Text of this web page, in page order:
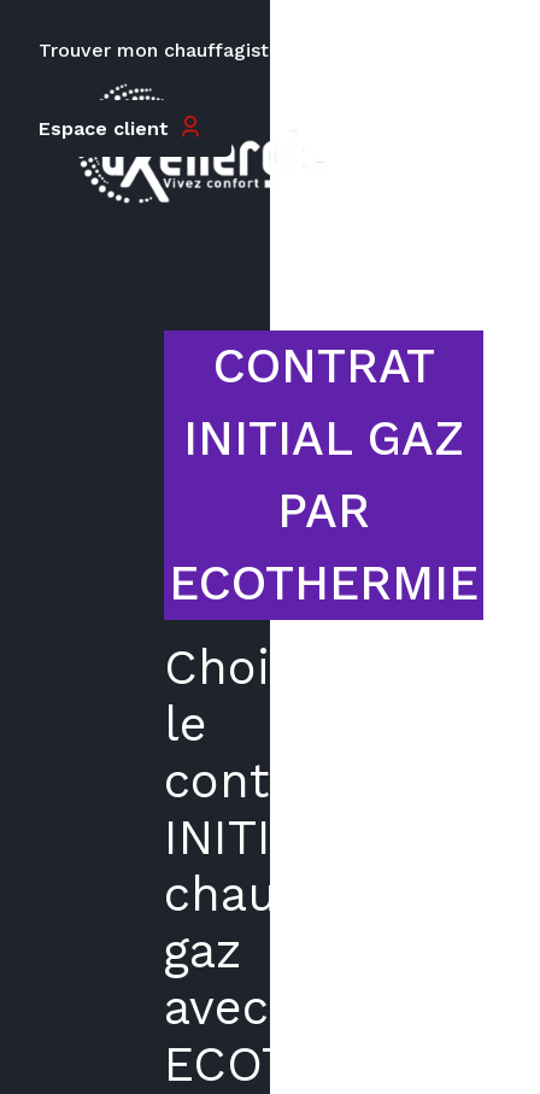
Trouver mon chauffagiste
Espace client
CONTRAT
INITIAL GAZ
PAR
ECOTHERMIE
Choisir
le
contrat
INITIAL
chaudière
gaz
avec
ECOTHERMIE
Le prix peut varier en fonction de